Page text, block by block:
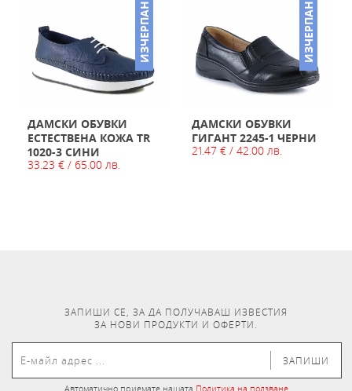
ИЗЧЕРПАН
ДАМСКИ ОБУВКИ
ЕСТЕСТВЕНА КОЖА TR
1020-3 СИНИ
33.23 € / 65.00 лв.
ИЗЧЕРПАН
ДАМСКИ ОБУВКИ
ГИГАНТ 2245-1 ЧЕРНИ
21.47 € / 42.00 лв.
ЗАПИШИ СЕ, ЗА ДА ПОЛУЧАВАШ ИЗВЕСТИЯ
ЗА НОВИ ПРОДУКТИ И ОФЕРТИ.
ЗАПИШИ
Автоматично приемате нашата Политика на ползване